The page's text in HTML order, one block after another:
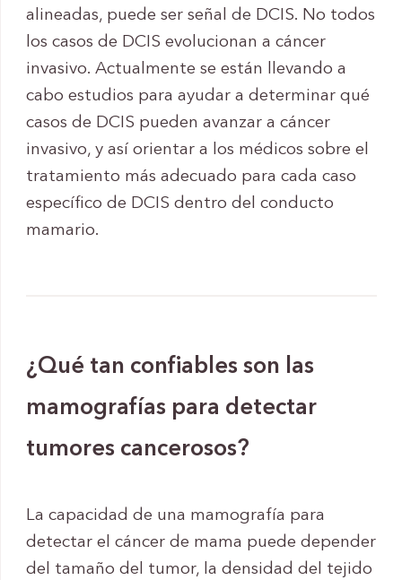
alineadas, puede ser señal de DCIS. No todos
los casos de DCIS evolucionan a cáncer
invasivo. Actualmente se están llevando a
cabo estudios para ayudar a determinar qué
casos de DCIS pueden avanzar a cáncer
invasivo, y así orientar a los médicos sobre el
tratamiento más adecuado para cada caso
específico de DCIS dentro del conducto
mamario.
¿Qué tan confiables son las
mamografías para detectar
tumores cancerosos?
La capacidad de una mamografía para
detectar el cáncer de mama puede depender
del tamaño del tumor, la densidad del tejido